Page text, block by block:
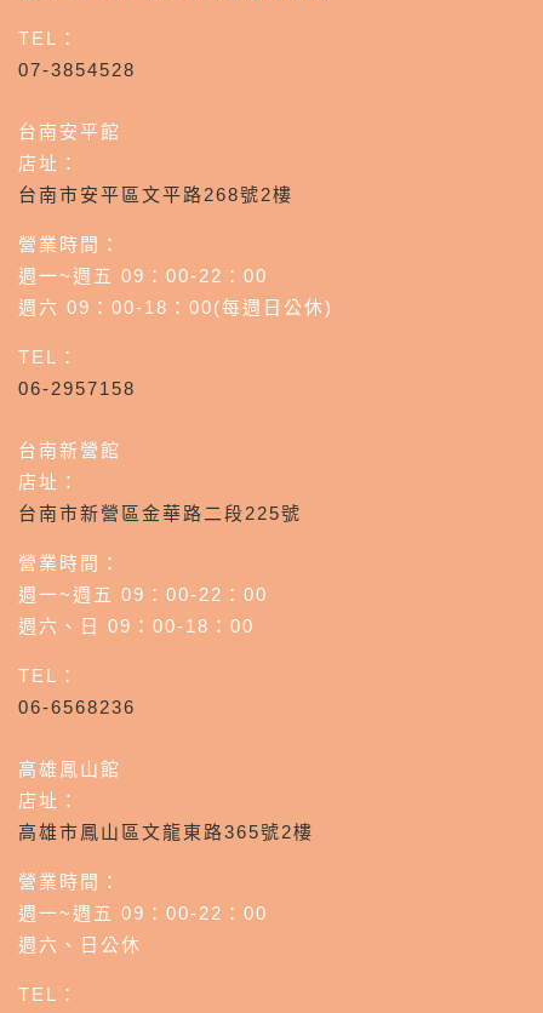
TEL：
07-3854528
台南安平館
店址：
台南市安平區文平路268號2樓
營業時間：
週一~週五 09：00-22：00
週六 09：00-18：00(每週日公休)
TEL：
06-2957158
台南新營館
店址：
台南市新營區金華路二段225號
營業時間：
週一~週五 09：00-22：00
週六、日 09：00-18：00
TEL：
06-6568236
高雄鳳山館
店址：
高雄市鳳山區文龍東路365號2樓
營業時間：
週一~週五 09：00-22：00
週六、日公休
TEL：